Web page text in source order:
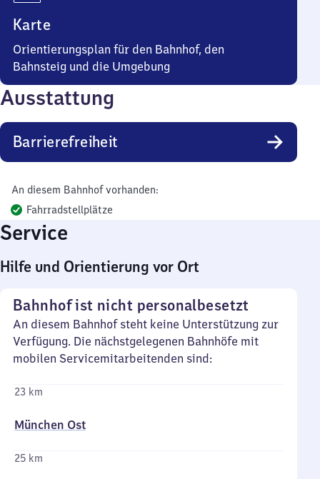
Karte
Orientierungsplan für den Bahnhof, den
Bahnsteig und die Umgebung
Ausstattung
Barrierefreiheit
An diesem Bahnhof vorhanden:
Fahrradstellplätze
Service
Hilfe und Orientierung vor Ort
Bahnhof ist nicht personalbesetzt
An diesem Bahnhof steht keine Unterstützung zur
Verfügung. Die nächstgelegenen Bahnhöfe mit
mobilen Servicemitarbeitenden sind:
23 km
München Ost
25 km